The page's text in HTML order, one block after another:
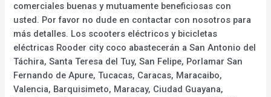
comerciales buenas y mutuamente beneficiosas con
usted. Por favor no dude en contactar con nosotros para
más detalles. Los scooters eléctricos y bicicletas
eléctricas Rooder city coco abastecerán a San Antonio del
Táchira, Santa Teresa del Tuy, San Felipe, Porlamar San
Fernando de Apure, Tucacas, Caracas, Maracaibo,
Valencia, Barquisimeto, Maracay, Ciudad Guayana,